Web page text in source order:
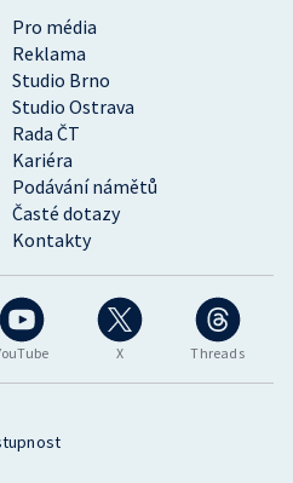
X Threads
Pro média
Reklama
Studio Brno
Studio Ostrava
Rada ČT
Kariéra
Podávání námětů
Časté dotazy
Kontakty